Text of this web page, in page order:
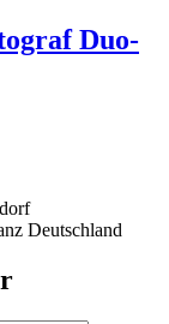
Duo-
Deutschland